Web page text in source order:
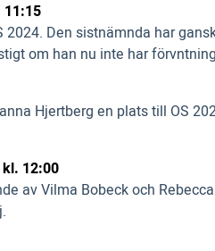
11:15
Den sistnämnda har
om han nu inte har
Hjertberg en plats till OS
12:00
av Vilma Bobeck och